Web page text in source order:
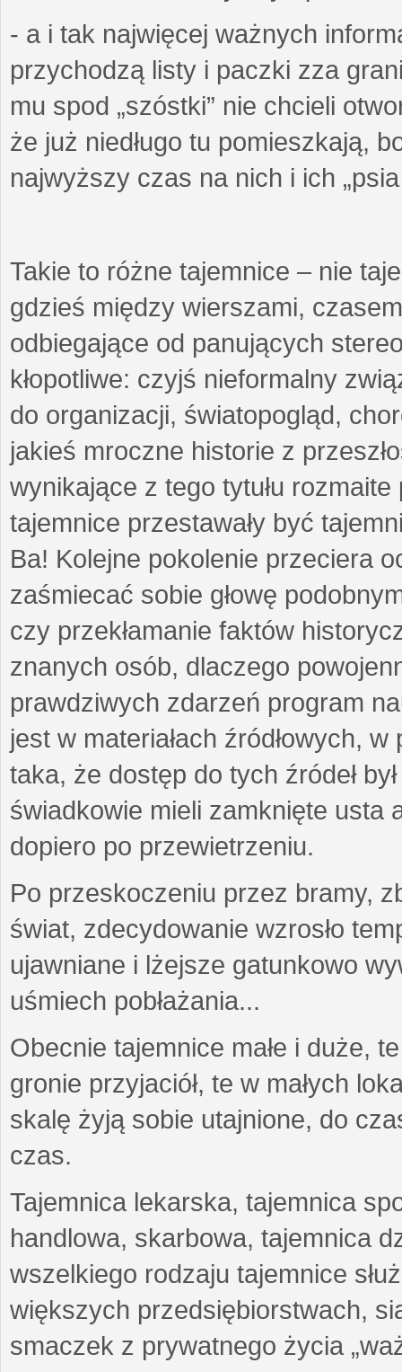
- a i tak najwięcej ważnych
przychodzą listy i paczki zza
mu spod „szóstki” nie chcieli
że już niedługo tu pomieszkają,
najwyższy czas na nich i ich
Takie to różne tajemnice – nie
gdzieś między wierszami,
odbiegające od panujących
kłopotliwe: czyjś nieformalny
do organizacji, światopogląd,
jakieś mroczne historie z
wynikające z tego tytułu
tajemnice przestawały być
Ba! Kolejne pokolenie przeciera
zaśmiecać sobie głowę
czy przekłamanie faktów
znanych osób, dlaczego
prawdziwych zdarzeń program
jest w materiałach źródłowych,
taka, że dostęp do tych źródeł
świadkowie mieli zamknięte usta
dopiero po przewietrzeniu.
Po przeskoczeniu przez bramy,
świat, zdecydowanie wzrosło
ujawniane i lżejsze gatunkowo
uśmiech pobłażania...
Obecnie tajemnice małe i duże,
gronie przyjaciół, te w małych
skalę żyją sobie utajnione, do
czas.
Tajemnica lekarska, tajemnica
handlowa, skarbowa, tajemnica
wszelkiego rodzaju tajemnice
większych przedsiębiorstwach,
smaczek z prywatnego życia